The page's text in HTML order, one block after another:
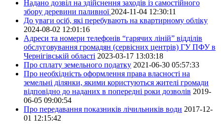
Надано дозвіл на здійснення заходів із самостійного
збору деревини паливної2024-11-04 12:30:11
До уваги осіб, які перебувають на квартирному обліку
2024-08-02 12:01:16
Адреси та номери телефонів “гарячих ліній” відділів
обслуговування громадян (сервісних центрів) ГУ ПФУ в
Чернігівській області 2023-03-17 13:03:18
Про сплату земельного податку 2021-06-30 05:57:33
Про необхідність оформлення права власності на
земельні ділянки, якими користуються жителі громади
відповідно до наданих в попередні роки дозволів 2019-
06-05 09:00:54
Про передавання показників лічильників води 2017-12-
01 12:15:42